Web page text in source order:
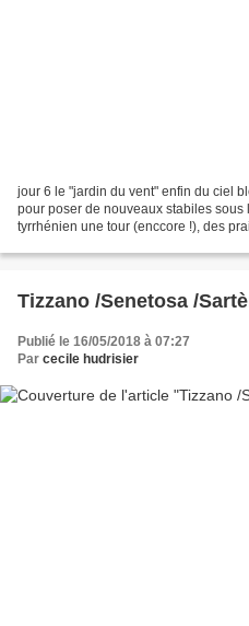
jour 6 le "jardin du vent" enfin du ciel
pour poser de nouveaux stabiles sous
tyrrhénien une tour (enccore !), des
Tizzano /Senetosa /
Publié le 16/05/2018 à 07:27
Par cecile hudrisier